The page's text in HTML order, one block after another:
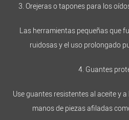
3. Orejeras o tapones para los
Las herramientas pequeñas que
ruidosas y el uso prolongado
4. Guantes
Use guantes resistentes al aceite y
manos de piezas afiladas